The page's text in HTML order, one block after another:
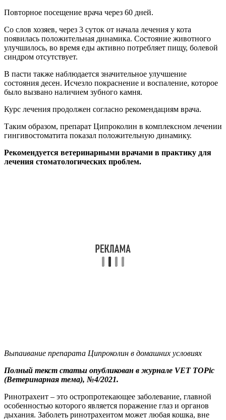
Повторное посещение врача через 60 дней.
Со слов хозяев, через 3 суток от начала лечения у кота
появилась положительная динамика. Состояние животного
улучшилось, во время еды активно потребляет пищу, болевой
синдром отсутствует.
В пасти также наблюдается значительное улучшение
состояния десен. Исчезло покраснение и воспаление, которое
было вызвано наличием зубного камня.
Курс лечения продолжен согласно рекомендациям врача.
Таким образом, препарат Ципроколин в комплексном лечении
гингивостоматита показал положительную динамику.
Рекомендуется ветеринарными врачами в практику для
лечения стоматологических проблем.
Выпаивание препарата Ципроколин в домашних условиях
Полный текст статьи опубликован в журнале VET TOPic
(Ветеринарная тема), №4/2021.
Ринотрахеит – это остропротекающее заболевание, главной
особенностью которого является поражение глаз и органов
дыхания. Заболеть ринотрахеитом может любая кошка, вне